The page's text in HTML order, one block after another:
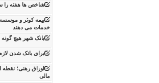
شاخص ها هفته را
بیمه کوثر و موسسه
خدمات می دهند
بانک شهر هیچ گونه
برای بانک شدن
اوراق رهنی؛ نقطه
مالی